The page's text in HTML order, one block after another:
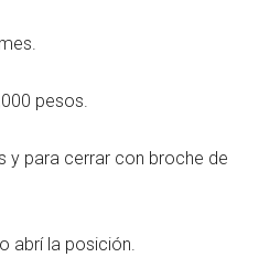
pesos.
y para cerrar con broche de
abrí la posición.